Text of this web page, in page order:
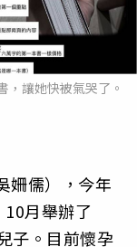
，讓她快被氣哭了。
姍儒），今年
月舉辦了
子。目前懷孕